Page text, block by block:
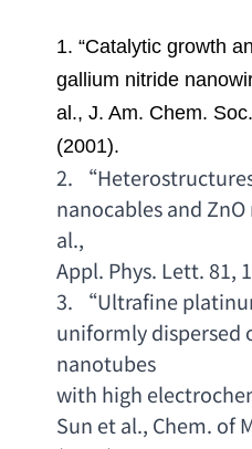
1. “Catalytic growth
gallium nitride
al ., J. Am. Chem.
(2001).
2. “
nanocables and
al.,
Appl. Phys. Lett. 81,
3. “Ultrafine
uniformly dispersed
nanotubes
with high
Sun et al., Chem. of